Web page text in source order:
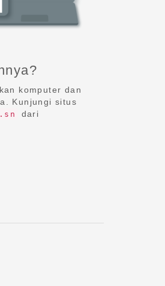
komputer dan
Kunjungi situs
dari